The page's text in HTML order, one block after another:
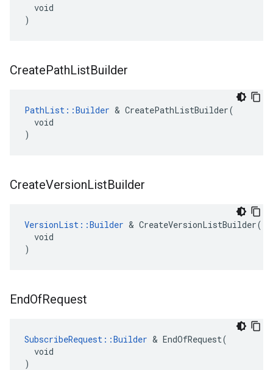
  void
)
CreatePathListBuilder
PathList::Builder & CreatePathListBuilder(
  void
)
CreateVersionListBuilder
VersionList::Builder & CreateVersionListBuilder(
  void
)
EndOfRequest
SubscribeRequest::Builder & EndOfRequest(
  void
)